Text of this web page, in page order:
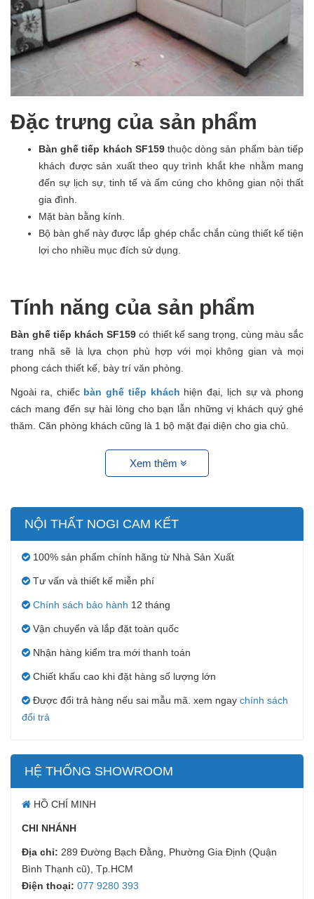
Đặc trưng của sản phẩm
Bàn ghế tiếp khách SF159thuộc dòng sản phẩm bàn tiếp
khách được sản xuất theo quy trình khắt khe nhằm mang
đến sự lịch sự, tinh tế và ấm cúng cho không gian nội thất
gia đình.
Mặt bàn bằng kính.
Bộ bàn ghế này được lắp ghép chắc chắn cùng thiết kế tiện
lợi cho nhiều mục đích sử dụng.
Tính năng của sản phẩm
Bàn ghế tiếp khách SF159có thiết kế sang trọng, cùng màu sắc
trang nhã sẽ là lựa chọn phù hợp với mọi không gian và mọi
phong cách thiết kế, bày trí văn phòng.
Ngoài ra, chiếc bàn ghế tiếp khách hiện đại, lịch sự và phong
cách mang đến sự hài lòng cho bạn lẫn những vị khách quý ghé
thăm. Căn phòng khách cũng là 1 bộ mặt đại diện cho gia chủ.
Xem thêm
NỘI THẤT NOGI CAM KẾT
100% sản phẩm chính hãng từ Nhà Sản Xuất
Tư vấn và thiết kế miễn phí
Chính sách bảo hành 12 tháng
Vận chuyển và lắp đặt toàn quốc
Nhận hàng kiểm tra mới thanh toán
Chiết khấu cao khi đặt hàng số lượng lớn
Được đổi trả hàng nếu sai mẫu mã. xem ngay chính sách
đổi trả
HỆ THỐNG SHOWROOM
HỒ CHÍ MINH
CHI NHÁNH
Địa chỉ: 289 Đường Bạch Đằng, Phường Gia Định (Quận
Bình Thạnh cũ), Tp.HCM
Điện thoại: 077 9280 393